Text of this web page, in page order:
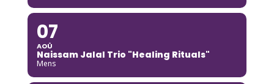
07
AOÛ
Naissam Jalal Trio "Healing Rituals"
Mens